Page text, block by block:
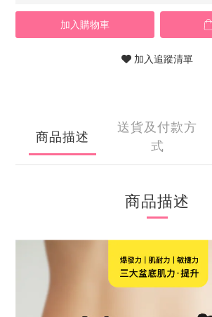
加入購物車
加入追蹤清單
商品描述
送貨及付款方
式
商品描述